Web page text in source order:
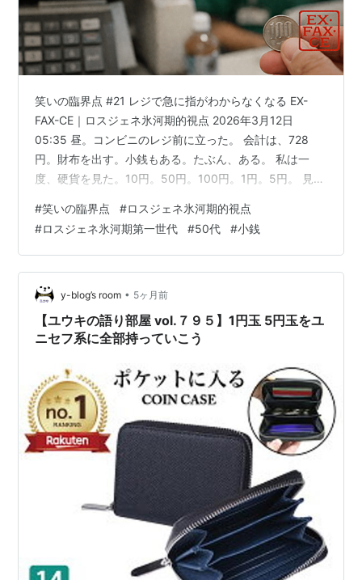
笑いの臨界点 #21 レジで急に指がわからなくなる EX-
FAX-CE｜ロスジェネ氷河期的視点 2026年3月12日
05:35 昼。コンビニのレジ前に立った。 会計は、728
円。財布を出す。小銭もある。たぶん、ある。 私は一
度、硬貨を見た。10円。50円。100円。1円。5円。 見え
わない。 728円。728円である。 頭の中では、100円玉
を2枚。10円玉を2枚。5円玉を1枚。1円玉を3枚。そうい
う計算が、一応できている。 だが現場の指先は、まるで
別の部署だった。 なぜか50円玉をつまむ。戻す。今度は
10円玉を2枚取る。そのあと、なぜか5円…
#笑いの臨界点 #ロスジェネ氷河期的視点
#ロスジェネ氷河期第一世代 #50代 #小銭
y-blog’s room • 5ヶ月前
【ユウキの語り部屋 vol.７９５】1円玉 5円玉をユ
ニセフ系に全部持っていこう